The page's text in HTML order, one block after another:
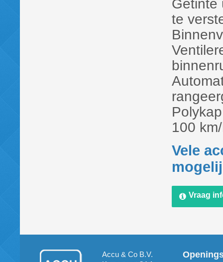
Getinte
te
100
Vele
Vraag
Accu & Co B.V.